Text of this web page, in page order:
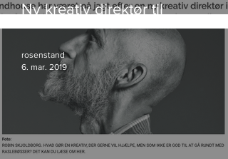
Ny kreativ direktør til
Brandhouse
rosenstand
6. mar. 2019